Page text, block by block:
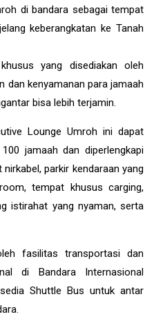
di bandara sebagai tempat
keberangkatan ke Tanah
yang disediakan oleh
dan kenyamanan para jamaah
bisa lebih terjamin.
Lounge Umroh ini dapat
jamaah dan diperlengkapi
parkir kendaraan yang
tempat khusus carging,
istirahat yang nyaman, serta
fasilitas transportasi dan
di Bandara Internasional
Shuttle Bus untuk antar